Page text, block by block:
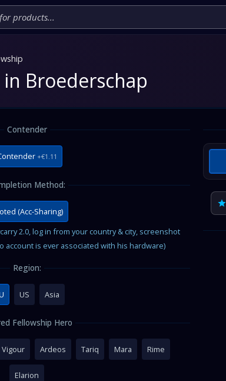
Broederschap
Contender
+€1.11
Method:
(Acc-Sharing)
2.0, log in from your country & city, screenshot
account is ever associated with his hardware)
Region:
US Asia
Fellowship Hero
Vigour Ardeos Tariq Mara Rime
Elarion